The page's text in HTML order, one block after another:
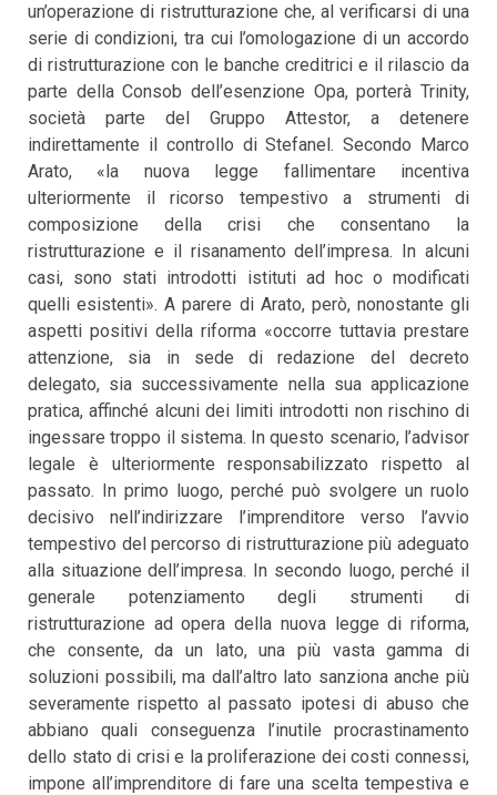
un’operazione di ristrutturazione che, al verificarsi di una
serie di condizioni, tra cui l’omologazione di un accordo
di ristrutturazione con le banche creditrici e il rilascio da
parte della Consob dell’esenzione Opa, porterà Trinity,
società parte del Gruppo Attestor, a detenere
indirettamente il controllo di Stefanel. Secondo Marco
Arato, «la nuova legge fallimentare incentiva
ulteriormente il ricorso tempestivo a strumenti di
composizione della crisi che consentano la
ristrutturazione e il risanamento dell’impresa. In alcuni
casi, sono stati introdotti istituti ad hoc o modificati
quelli esistenti». A parere di Arato, però, nonostante gli
aspetti positivi della riforma «occorre tuttavia prestare
attenzione, sia in sede di redazione del decreto
delegato, sia successivamente nella sua applicazione
pratica, affinché alcuni dei limiti introdotti non rischino di
ingessare troppo il sistema. In questo scenario, l’advisor
legale è ulteriormente responsabilizzato rispetto al
passato. In primo luogo, perché può svolgere un ruolo
decisivo nell’indirizzare l’imprenditore verso l’avvio
tempestivo del percorso di ristrutturazione più adeguato
alla situazione dell’impresa. In secondo luogo, perché il
generale potenziamento degli strumenti di
ristrutturazione ad opera della nuova legge di riforma,
che consente, da un lato, una più vasta gamma di
soluzioni possibili, ma dall’altro lato sanziona anche più
severamente rispetto al passato ipotesi di abuso che
abbiano quali conseguenza l’inutile procrastinamento
dello stato di crisi e la proliferazione dei costi connessi,
impone all’imprenditore di fare una scelta tempestiva e